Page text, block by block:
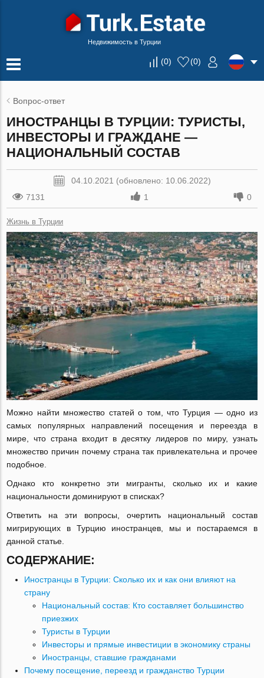
Недвижимость в Турции
(0) (0)
Вопрос-ответ
ИНОСТРАНЦЫ В ТУРЦИИ: ТУРИСТЫ,
ИНВЕСТОРЫ И ГРАЖДАНЕ —
НАЦИОНАЛЬНЫЙ СОСТАВ
04.10.2021 (обновлено: 10.06.2022)
7131
1 0
Жизнь в Турции
Можно найти множество статей о том, что Турция — одно из
самых популярных направлений посещения и переезда в
мире, что страна входит в десятку лидеров по миру, узнать
множество причин почему страна так привлекательна и прочее
подобное.
Однако кто конкретно эти мигранты, сколько их и какие
национальности доминируют в списках?
Ответить на эти вопросы, очертить национальный состав
мигрирующих в Турцию иностранцев, мы и постараемся в
данной статье.
СОДЕРЖАНИЕ:
Иностранцы в Турции: Сколько их и как они влияют на
страну
Национальный состав: Кто составляет большинство
приезжих
Туристы в Турции
Инвесторы и прямые инвестиции в экономику страны
Иностранцы, ставшие гражданами
Почему посещение, переезд и гражданство Турции